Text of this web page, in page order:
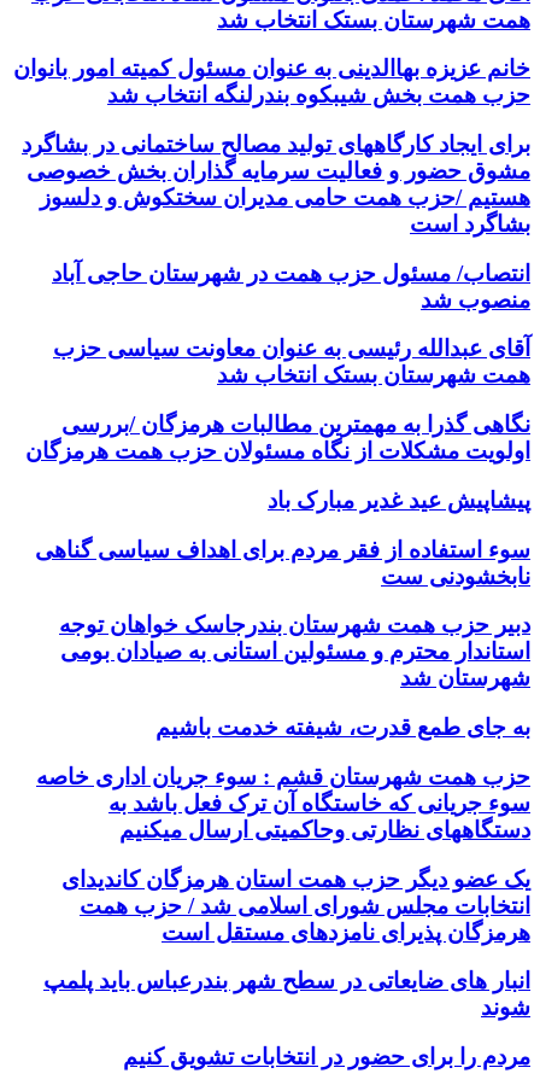
همت شهرستان بستک انتخاب شد
خانم عزیزه بهاالدینی به عنوان مسئول کمیته امور بانوان
حزب همت بخش شیبکوه بندرلنگه انتخاب شد
برای ایجاد کارگاههای تولید مصالح ساختمانی در بشاگرد
مشوق حضور و فعالیت سرمایه گذاران بخش خصوصی
هستیم /حزب همت حامی مدیران سختکوش و دلسوز
بشاگرد است
انتصاب/ مسئول حزب همت در شهرستان حاجی آباد
منصوب شد
آقای عبدالله رئیسی به عنوان معاونت سیاسی حزب
همت شهرستان بستک انتخاب شد
نگاهی گذرا به مهمترین مطالبات هرمزگان /بررسی
اولویت مشکلات از نگاه مسئولان حزب همت هرمزگان
پیشاپیش عید غدیر مبارک باد
سوء استفاده از فقر مردم برای اهداف سیاسی گناهی
نابخشودنی ست
دبیر حزب همت شهرستان بندرجاسک خواهان توجه
استاندار محترم و مسئولین استانی به صیادان بومی
شهرستان شد
به جای طمع قدرت، شیفته خدمت باشیم
حزب همت شهرستان قشم : سوء جریان اداری خاصه
سوء جریانی که خاستگاه آن ترک فعل باشد به
دستگاههای نظارتی وحاکمیتی ارسال میکنیم
یک عضو دیگر حزب همت استان هرمزگان کاندیدای
انتخابات مجلس شورای اسلامی شد / حزب همت
هرمزگان پذیرای نامزدهای مستقل است
انبار های ضایعاتی در سطح شهر بندرعباس باید پلمپ
شوند
مردم را برای حضور در انتخابات تشویق کنیم